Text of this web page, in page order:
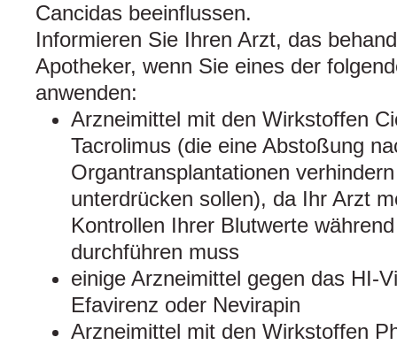
Cancidas beeinflussen.
Informieren Sie Ihren Arzt, das
Apotheker, wenn Sie eines der
anwenden:
Arzneimittel mit den Wirkstoffen
Tacrolimus (die eine Abstoßung
Organtransplantationen
unterdrücken sollen), da Ihr Arzt
Kontrollen Ihrer Blutwerte
durchführen muss
einige Arzneimittel gegen das HI-
Efavirenz oder Nevirapin
Arzneimittel mit den Wirkstoffen